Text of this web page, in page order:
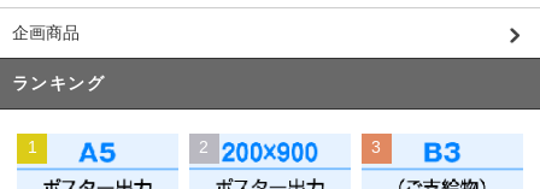
企画商品
ランキング
1 2 3